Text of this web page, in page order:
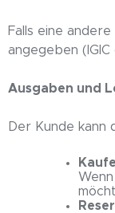
Falls eine
angegeben (IGIC
Ausgaben und
Der Kunde